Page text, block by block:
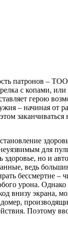
патронов –
с копами,
герою
– начиная от
заканчиваться
для
здоровье, но и
ведь
бессмертие –
урона. Однако
внизу экрана,
Поэтому